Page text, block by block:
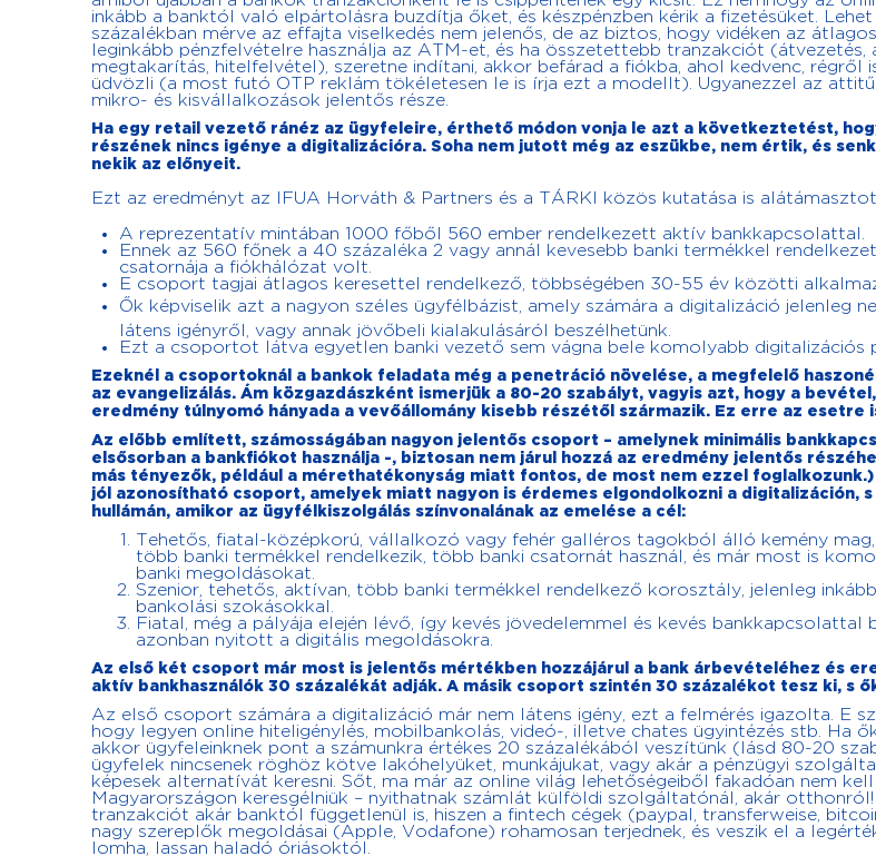
inkább a banktól való elpártolásra buzdítja őket, és készpénzben kérik a fizetésüket. Lehet
százalékban mérve az effajta viselkedés nem jelenős, de az biztos, hogy vidéken az
leginkább pénzfelvételre használja az ATM-et, és ha összetettebb tranzakciót (átvezetés,
megtakarítás, hitelfelvétel), szeretne indítani, akkor befárad a fiókba, ahol kedvenc, régről
üdvözli (a most futó OTP reklám tökéletesen le is írja ezt a modellt). Ugyanezzel az
mikro- és kisvállalkozások jelentős része.
Ha egy retail vezető ránéz az ügyfeleire, érthető módon vonja le azt a következtetést,
részének nincs igénye a digitalizációra. Soha nem jutott még az eszükbe, nem értik, és
nekik az előnyeit.
Ezt az eredményt az IFUA Horváth & Partners és a TÁRKI közös kutatása is
A reprezentatív mintában 1000 főből 560 ember rendelkezett aktív bankkapcsolattal.
Ennek az 560 főnek a 40 százaléka 2 vagy annál kevesebb banki termékkel
csatornája a fiókhálózat volt.
E csoport tagjai átlagos keresettel rendelkező, többségében 30-55 év közötti
Ők képviselik azt a nagyon széles ügyfélbázist, amely számára a digitalizáció jelenleg
látens igényről, vagy annak jövőbeli kialakulásáról beszélhetünk.
Ezt a csoportot látva egyetlen banki vezető sem vágna bele komolyabb digitalizációs
Ezeknél a csoportoknál a bankok feladata még a penetráció növelése, a megfelelő
az evangelizálás. Ám közgazdászként ismerjük a 80-20 szabályt, vagyis azt, hogy a
eredmény túlnyomó hányada a vevőállomány kisebb részétől származik. Ez erre az esetre
Az előbb említett, számosságában nagyon jelentős csoport – amelynek minimális
elsősorban a bankfiókot használja -, biztosan nem járul hozzá az eredmény jelentős
más tényezők, például a mérethatékonyság miatt fontos, de most nem ezzel foglalkozunk.)
jól azonosítható csoport, amelyek miatt nagyon is érdemes elgondolkozni a digitalizáción, s
hullámán, amikor az ügyfélkiszolgálás színvonalának az emelése a cél:
Tehetős, fiatal-középkorú, vállalkozó vagy fehér galléros tagokból álló kemény
több banki termékkel rendelkezik, több banki csatornát használ, és már most is
banki megoldásokat.
Szenior, tehetős, aktívan, több banki termékkel rendelkező korosztály, jelenleg
bankolási szokásokkal.
Fiatal, még a pályája elején lévő, így kevés jövedelemmel és kevés bankkapcsolattal
azonban nyitott a digitális megoldásokra.
Az első két csoport már most is jelentős mértékben hozzájárul a bank árbevételéhez és
aktív bankhasználók 30 százalékát adják. A másik csoport szintén 30 százalékot tesz ki, s
Az első csoport számára a digitalizáció már nem látens igény, ezt a felmérés igazolta. E
hogy legyen online hiteligénylés, mobilbankolás, videó-, illetve chates ügyintézés stb. Ha
akkor ügyfeleinknek pont a számunkra értékes 20 százalékából veszítünk (lásd 80-20
ügyfelek nincsenek röghöz kötve lakóhelyüket, munkájukat, vagy akár a pénzügyi
képesek alternatívát keresni. Sőt, ma már az online világ lehetőségeiből fakadóan nem
Magyarországon keresgélniük – nyithatnak számlát külföldi szolgáltatónál, akár otthonról!
tranzakciót akár banktól függetlenül is, hiszen a fintech cégek (paypal, transferweise,
nagy szereplők megoldásai (Apple, Vodafone) rohamosan terjednek, és veszik el a
lomha, lassan haladó óriásoktól.